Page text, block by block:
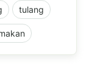
tulang